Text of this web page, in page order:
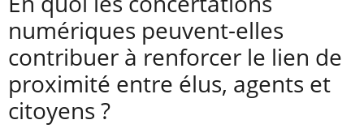
numériques peuvent-elles
contribuer à renforcer le lien de
proximité entre élus, agents et
citoyens ?